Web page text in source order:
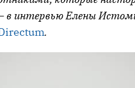
в интервью Елены
.